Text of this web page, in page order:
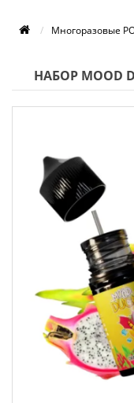
Многоразовые
НАБОР MOOD